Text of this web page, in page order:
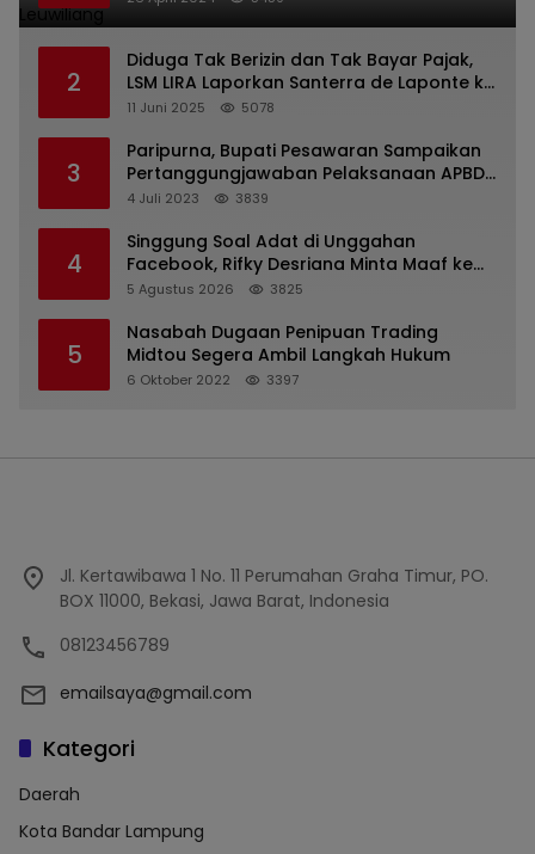
2
Diduga Tak Berizin dan Tak Bayar Pajak,
LSM LIRA Laporkan Santerra de Laponte ke
Kejaksaan Kota Batu
11 Juni 2025 5078
3
Paripurna, Bupati Pesawaran Sampaikan
Pertanggungjawaban Pelaksanaan APBD
2022
4 Juli 2023 3839
4
Singgung Soal Adat di Unggahan
Facebook, Rifky Desriana Minta Maaf ke
PDA dan Bupati Kubar
5 Agustus 2026 3825
5
Nasabah Dugaan Penipuan Trading
Midtou Segera Ambil Langkah Hukum
6 Oktober 2022 3397
Jl. Kertawibawa 1 No. 11 Perumahan Graha Timur, PO.
BOX 11000, Bekasi, Jawa Barat, Indonesia
08123456789
emailsaya@gmail.com
Kategori
Daerah
Kota Bandar Lampung